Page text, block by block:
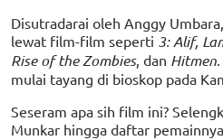
Disutradarai oleh Anggy
lewat film-film seperti 3: Alif,
Rise of the Zombies, dan Hitmen
mulai tayang di bioskop pada
Seseram apa sih film ini?
Munkar hingga daftar